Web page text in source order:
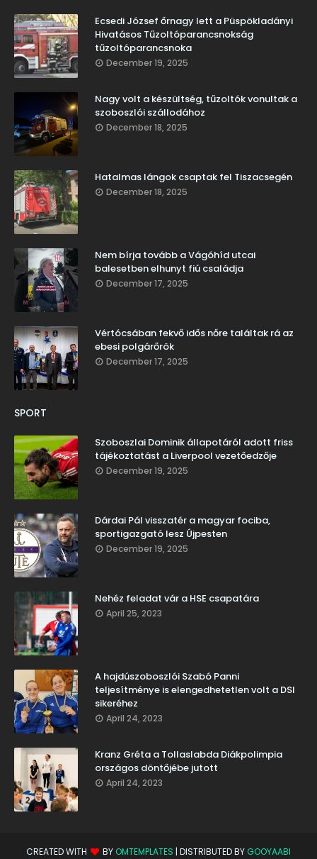
Ecsedi József őrnagy lett a Püspökladányi
Hivatásos Tűzoltóparancsnokság
tűzoltóparancsnoka
December 19, 2025
Nagy volt a készültség, tűzoltók vonultak a
szoboszlói szállodához
December 18, 2025
Hatalmas lángok csaptak fel Tiszacsegén
December 18, 2025
Nem bírja tovább a Vágóhíd utcai
balesetben elhunyt fiú családja
December 17, 2025
Vértócsában fekvő idős nőre találtak rá az
ebesi polgárőrök
December 17, 2025
SPORT
Szoboszlai Dominik állapotáról adott friss
tájékoztatást a Liverpool vezetőedzője
December 19, 2025
Dárdai Pál visszatér a magyar fociba,
sportigazgató lesz Újpesten
December 19, 2025
Nehéz feladat vár a HSE csapatára
April 25, 2023
A hajdúszoboszlói Szabó Panni
teljesítménye is elengedhetetlen volt a DSI
sikeréhez
April 24, 2023
Kranz Gréta a Tollaslabda Diákpolimpia
országos döntőjébe jutott
April 24, 2023
CREATED WITH BY OMTEMPLATES | DISTRIBUTED BY GOOYAABI